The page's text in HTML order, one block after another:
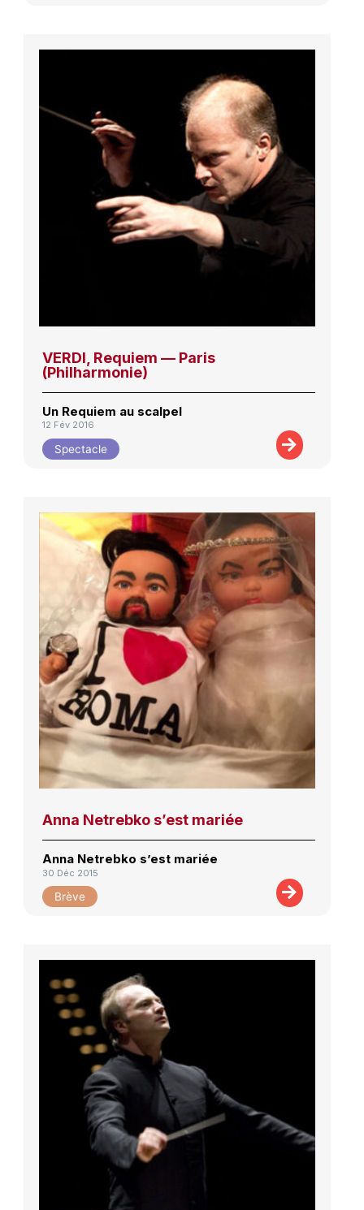
VERDI, Requiem — Paris
(Philharmonie)
Un Requiem au scalpel
12 Fév 2016
Spectacle
Anna Netrebko s’est mariée
Anna Netrebko s’est mariée
30 Déc 2015
Brève